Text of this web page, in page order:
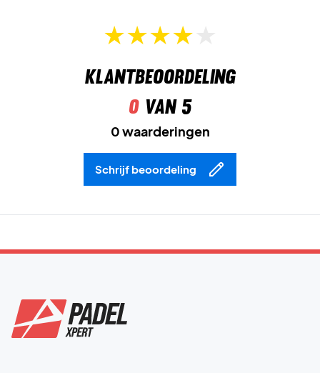
Klantbeoordeling
0van 5
0 waarderingen
Schrijf beoordeling